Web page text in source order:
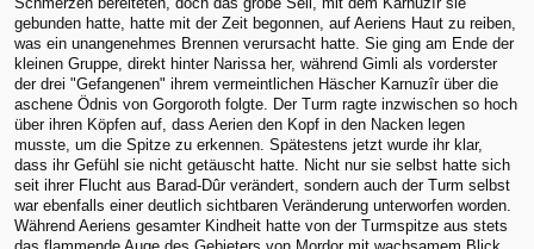
gebunden hatte, hatte mit der Zeit begonnen, auf Aeriens Haut zu reiben,
was ein unangenehmes Brennen verursacht hatte. Sie ging am Ende der
kleinen Gruppe, direkt hinter Narissa her, während Gimli als vorderster
der drei "Gefangenen" ihrem vermeintlichen Häscher Karnuzîr über die
aschene Ödnis von Gorgoroth folgte. Der Turm ragte inzwischen so hoch
über ihren Köpfen auf, dass Aerien den Kopf in den Nacken legen
musste, um die Spitze zu erkennen. Spätestens jetzt wurde ihr klar,
dass ihr Gefühl sie nicht getäuscht hatte. Nicht nur sie selbst hatte sich
seit ihrer Flucht aus Barad-Dûr verändert, sondern auch der Turm selbst
war ebenfalls einer deutlich sichtbaren Veränderung unterworfen worden.
Während Aeriens gesamter Kindheit hatte von der Turmspitze aus stets